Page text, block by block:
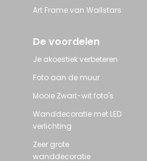
Art Frame van Wallstars
De voordelen
Je akoestiek verbeteren
Foto aan de muur
Mooie Zwart-wit foto's
Wanddecoratie met LED
verlichting
Zeer grote
wanddecoratie